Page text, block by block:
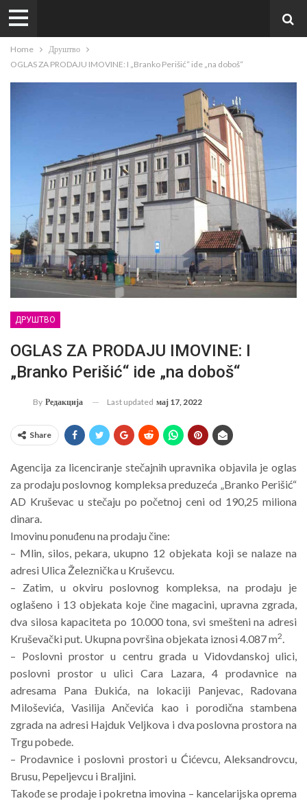
Home
Друштво
OGLAS ZA PRODAJU IMOVINE: I „Branko Perišić“ ide „na doboš“
ДРУШТВО
OGLAS ZA PRODAJU IMOVINE: I
„Branko Perišić“ ide „na doboš“
By Редакција Last updated мај 17, 2022
Share
Agencija za licenciranje stečajnih upravnika objavila je oglas
za prodaju poslovnog kompleksa preduzeća „Branko Perišić“
AD Kruševac u stečaju po početnoj ceni od 190,25 miliona
dinara.
Imovinu ponuđenu na prodaju čine:
– Mlin, silos, pekara, ukupno 12 objekata koji se nalaze na
adresi Ulica Železnička u Kruševcu.
– Zatim, u okviru poslovnog kompleksa, na prodaju je
oglašeno i 13 objekata koje čine magacini, upravna zgrada,
dva silosa kapaciteta po 10.000 tona, svi smešteni na adresi
Kruševački put. Ukupna površina objekata iznosi 4.087 m2.
– Poslovni prostor u centru grada u Vidovdanskoj ulici,
poslovni prostor u ulici Cara Lazara, 4 prodavnice na
adresama Pana Đukića, na lokaciji Panjevac, Radovana
Miloševića, Vasilija Ančevića kao i porodična stambena
zgrada na adresi Hajduk Veljkova i dva poslovna prostora na
Trgu pobede.
– Prodavnice i poslovni prostori u Ćićevcu, Aleksandrovcu,
Brusu, Pepeljevcu i Braljini.
Takođe se prodaje i pokretna imovina – kancelarijska oprema